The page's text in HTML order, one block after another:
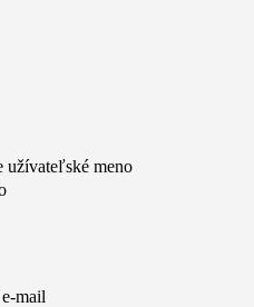
užívateľské meno
mail